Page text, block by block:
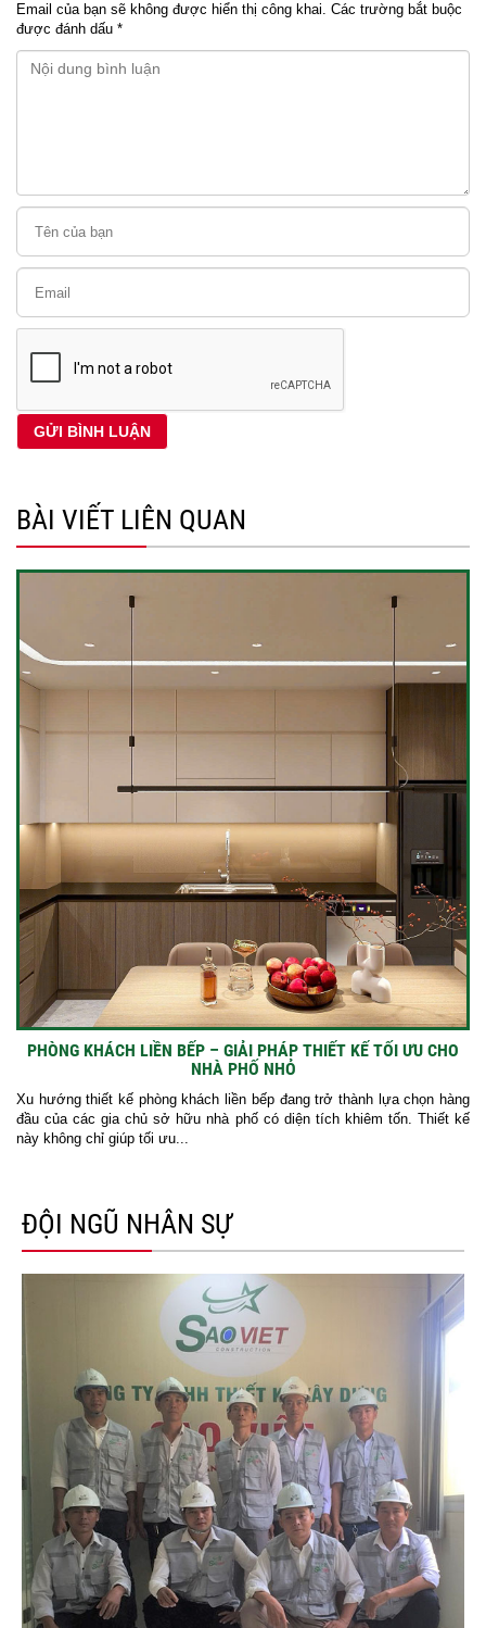
Email của bạn sẽ không được hiển thị công khai. Các trường bắt buộc
được đánh dấu *
BÀI VIẾT LIÊN QUAN
PHÒNG KHÁCH LIỀN BẾP – GIẢI PHÁP THIẾT KẾ TỐI ƯU CHO
NHÀ PHỐ NHỎ
Xu hướng thiết kế phòng khách liền bếp đang trở thành lựa chọn hàng
đầu của các gia chủ sở hữu nhà phố có diện tích khiêm tốn. Thiết kế
này không chỉ giúp tối ưu...
ĐỘI NGŨ NHÂN SỰ